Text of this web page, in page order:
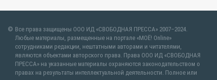
Все права защищены ООО ИД «СВОБОДНАЯ ПРЕССА» 2007–2024.
Любые материалы, размещенные на портале «МОЁ! Online»
сотрудниками редакции, нештатными авторами и читателями,
являются объектами авторского права. Права ООО ИД «СВОБОДНАЯ
ПРЕССА» на указанные материалы охраняются законодательством о
правах на результаты интеллектуальной деятельности. Полное или